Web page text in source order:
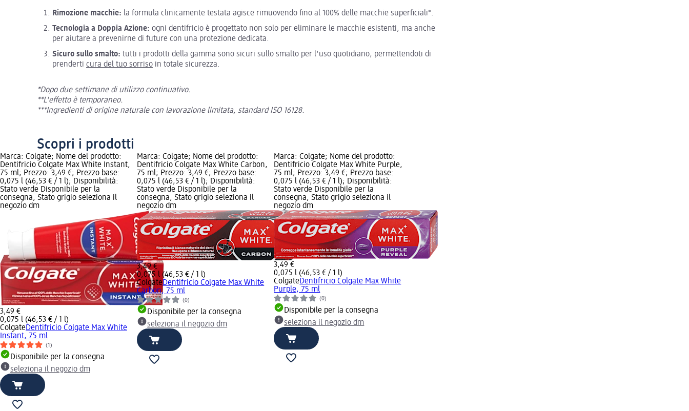
Rimozione macchie: la formula clinicamente testata agisce rimuovendo fino al 100% delle macchie superficiali*.
Tecnologia a Doppia Azione: ogni dentifricio è progettato non solo per eliminare le macchie esistenti, ma anche
per aiutare a prevenirne di future con una protezione dedicata.
Sicuro sullo smalto: tutti i prodotti della gamma sono sicuri sullo smalto per l'uso quotidiano, permettendoti di
prenderti cura del tuo sorriso in totale sicurezza.
*Dopo due settimane di utilizzo continuativo.
**L'effetto è temporaneo.
***Ingredienti di origine naturale con lavorazione limitata, standard ISO 16128.
Scopri i prodotti
Marca: Colgate; Nome del prodotto:
Dentifricio Colgate Max White Instant,
75 ml; Prezzo: 3,49 €; Prezzo base:
0,075 l (46,53 € / 1 l); Disponibilità:
Stato verde Disponibile per la
consegna, Stato grigio seleziona il
negozio dm
3,49 €
0,075 l (46,53 € / 1 l)
ColgateDentifricio Colgate Max White
Instant, 75 ml
(1)
Disponibile per la consegna
seleziona il negozio dm
Marca: Colgate; Nome del prodotto:
Dentifricio Colgate Max White Carbon,
75 ml; Prezzo: 3,49 €; Prezzo base:
0,075 l (46,53 € / 1 l); Disponibilità:
Stato verde Disponibile per la
consegna, Stato grigio seleziona il
negozio dm
3,49 €
0,075 l (46,53 € / 1 l)
ColgateDentifricio Colgate Max White
Carbon, 75 ml
(0)
Disponibile per la consegna
seleziona il negozio dm
Marca: Colgate; Nome del prodotto:
Dentifricio Colgate Max White Purple,
75 ml; Prezzo: 3,49 €; Prezzo base:
0,075 l (46,53 € / 1 l); Disponibilità:
Stato verde Disponibile per la
consegna, Stato grigio seleziona il
negozio dm
3,49 €
0,075 l (46,53 € / 1 l)
ColgateDentifricio Colgate Max White
Purple, 75 ml
(0)
Disponibile per la consegna
seleziona il negozio dm